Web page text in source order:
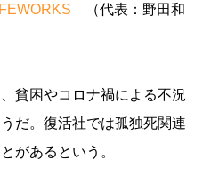
（代表：野田和
貧困やコロナ禍による不況
だ。復活社では孤独死関連
があるという。